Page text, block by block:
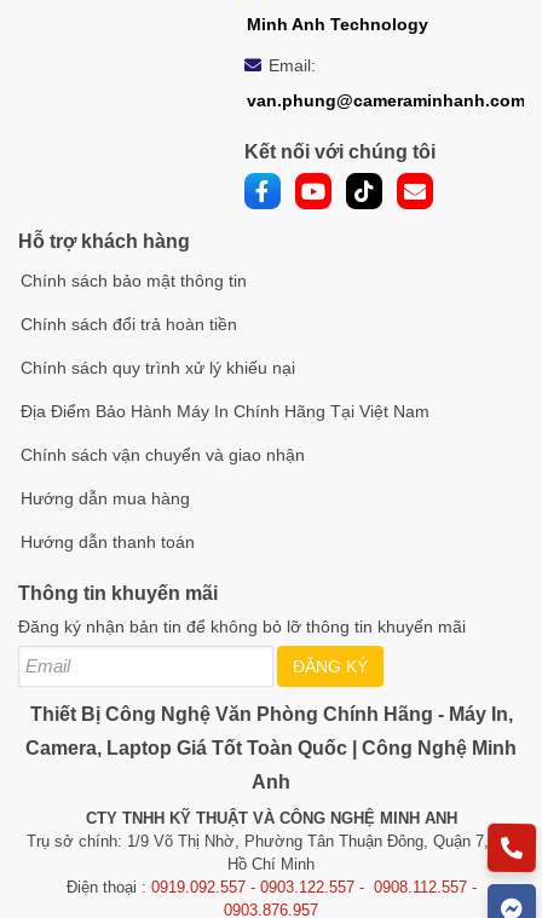
Minh Anh Technology
Email:
van.phung@cameraminhanh.com
Kết nối với chúng tôi
Hỗ trợ khách hàng
Chính sách bảo mật thông tin
Chính sách đổi trả hoàn tiền
Chính sách quy trình xử lý khiếu nại
Địa Điểm Bảo Hành Máy In Chính Hãng Tại Việt Nam
Chính sách vận chuyển và giao nhận
Hướng dẫn mua hàng
Hướng dẫn thanh toán
Thông tin khuyến mãi
Đăng ký nhận bản tin để không bỏ lỡ thông tin khuyến mãi
ĐĂNG KÝ
Thiết Bị Công Nghệ Văn Phòng Chính Hãng - Máy In,
Camera, Laptop Giá Tốt Toàn Quốc | Công Nghệ Minh
Anh
CTY TNHH KỸ THUẬT VÀ CÔNG NGHỆ MINH ANH
Trụ sở chính: 1/9 Võ Thị Nhờ, Phường Tân Thuận Đông, Quận 7, TP.
Hồ Chí Minh
Điện thoại : 0919.092.557 - 0903.122.557 - 0908.112.557 -
0903.876.957